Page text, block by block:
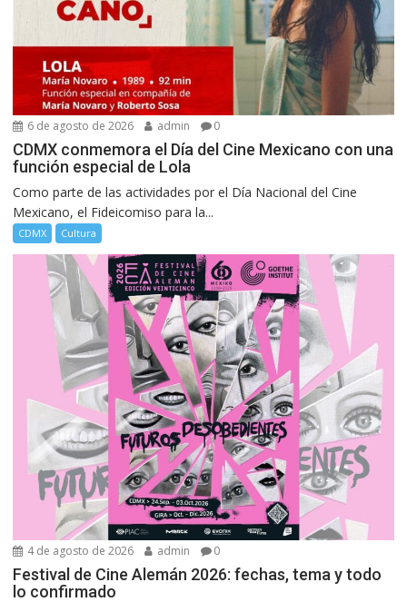
6 de agosto de 2026 admin 0
CDMX conmemora el Día del Cine Mexicano con una
función especial de Lola
Como parte de las actividades por el Día Nacional del Cine
Mexicano, el Fideicomiso para la...
CDMX Cultura
4 de agosto de 2026 admin 0
Festival de Cine Alemán 2026: fechas, tema y todo
lo confirmado